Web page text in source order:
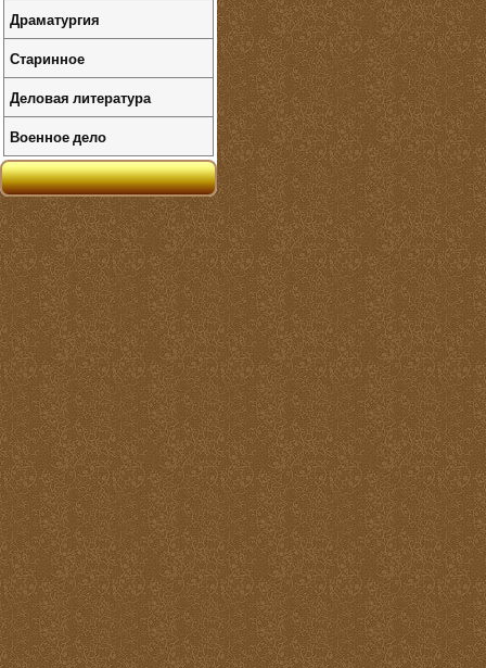
Драматургия
Старинное
Деловая литература
Военное дело